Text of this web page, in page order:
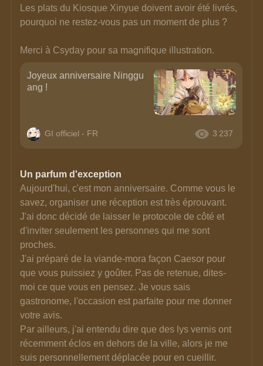
Les plats du Kiosque Xinyue doivent avoir été livrés,
pourquoi ne restez-vous pas un moment de plus ?
Merci à Csyday pour sa magnifique illustration.
Joyeux anniversaire Ninggu
ang !
GI officiel - FR 3 237
Un parfum d'exception
Aujourd'hui, c'est mon anniversaire. Comme vous le
savez, organiser une réception est très éprouvant.
J'ai donc décidé de laisser le protocole de côté et
d'inviter seulement les personnes qui me sont
proches.
J'ai préparé de la viande-mora façon Caesor pour
que vous puissiez y goûter. Pas de retenue, dites-
moi ce que vous en pensez. Je vous sais
gastronome, l'occasion est parfaite pour me donner
votre avis.
Par ailleurs, j'ai entendu dire que des lys vernis ont
récemment éclos en dehors de la ville, alors je me
suis personnellement déplacée pour en cueillir.